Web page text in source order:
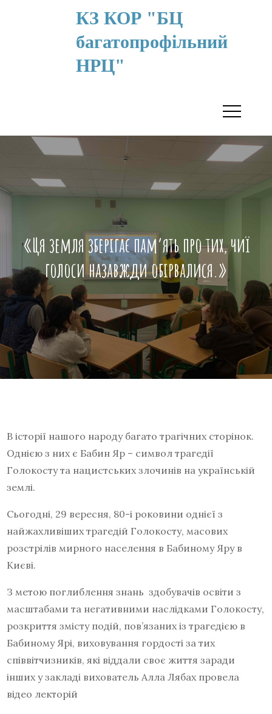
КЗ КОР "БЦ
багатопрофільний
НРЦ"
«Ця земля зберігає пам’ять про тих, чиї
голоси назавжди обірвалися.»
В історії нашого народу багато трагічних сторінок.
Однією з них є Бабин Яр – символ трагедії
Голокосту та нацистських злочинів на українській
землі.
Сьогодні, 29 вересня, 80-і роковини однієї з
найжахливіших трагедій Голокосту, масових
розстрілів мирного населення в Бабиному Яру в
Києві.
З метою поглиблення знань здобувачів освіти з
масштабами та негативними наслідками Голокосту,
розкриття змісту подій, пов’язаних із трагедією в
Бабиному Ярі, виховування гордості за тих
співвітчизників, які віддали своє життя заради
інших у закладі вихователь Алла Лябах провела
відео лекторій